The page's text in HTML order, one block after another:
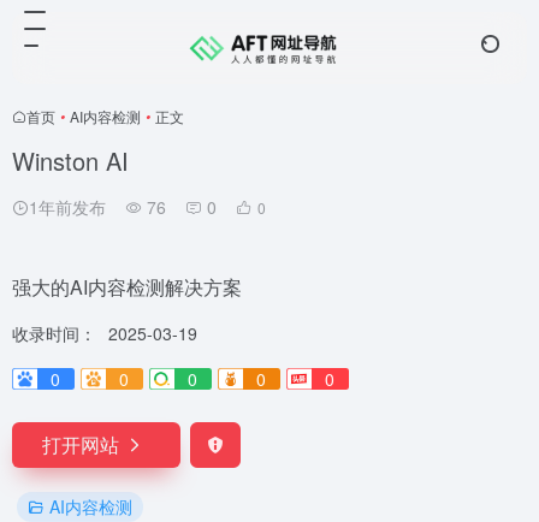
首页 • AI内容检测 • 正文
Winston AI
1年前发布 76 0 0
强大的AI内容检测解决方案
收录时间：
2025-03-19
0
0 0 0 0
打开网站
AI内容检测